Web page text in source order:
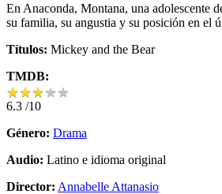
En Anaconda, Montana, una adolescente
su familia, su angustia y su posición en el
Títulos: Mickey and the Bear
TMDB:
★★★★★
★★★★★
6.3 /10
Género: Drama
Audio: Latino e idioma original
Director: Annabelle Attanasio